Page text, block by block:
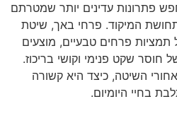
פתרונות עדינים יותר שמטרתם
תחושת המיקוד. פרחי באך, שיטת
פרחים טבעיים, מוצעים
חוסר שקט פנימי וקושי בריכוז.
השיטה, כיצד היא קשורה
בחיי היומיום.